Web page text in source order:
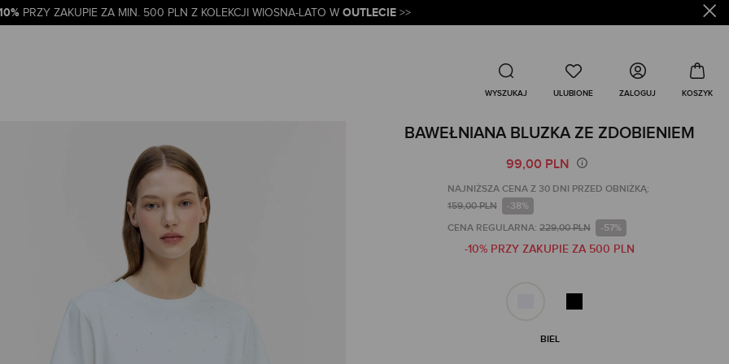
PRZY ZAKUPIE ZA MIN. 500 PLN Z KOLEKCJI WIOSNA-LATO W OUTLECIE >>
ZALOGUJ
BAWEŁNIANA BLUZKA ZE ZDOBIENIEM
99,00 PLN
NAJNIŻSZA CENA Z 30 DNI PRZED OBNIŻKĄ:
159,00 PLN
-38%
CENA REGULARNA: 229,00 PLN -57%
-10% PRZY ZAKUPIE ZA 500 PLN
BIEL